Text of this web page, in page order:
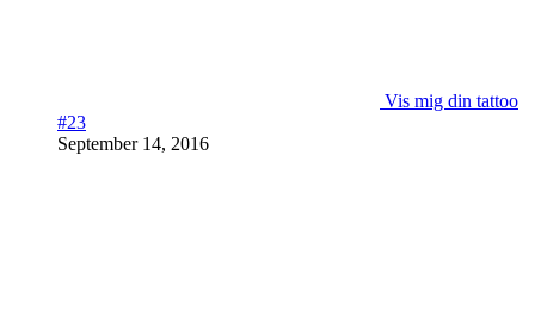
Vis mig din tattoo
#23
September 14, 2016